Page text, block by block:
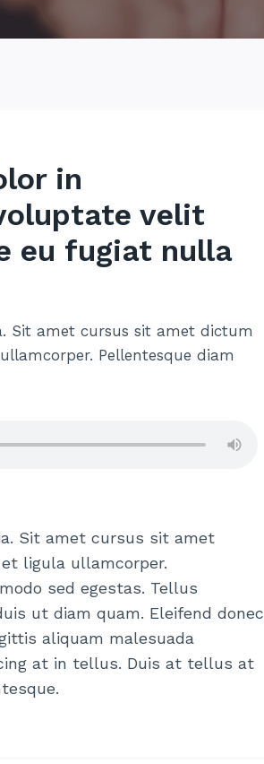
in
velit
eu fugiat nulla
Sit amet cursus sit amet dictum
Pellentesque diam
Sit amet cursus sit amet
ligula ullamcorper.
sed egestas. Tellus
ut diam quam. Eleifend donec
aliquam malesuada
at in tellus. Duis at tellus at